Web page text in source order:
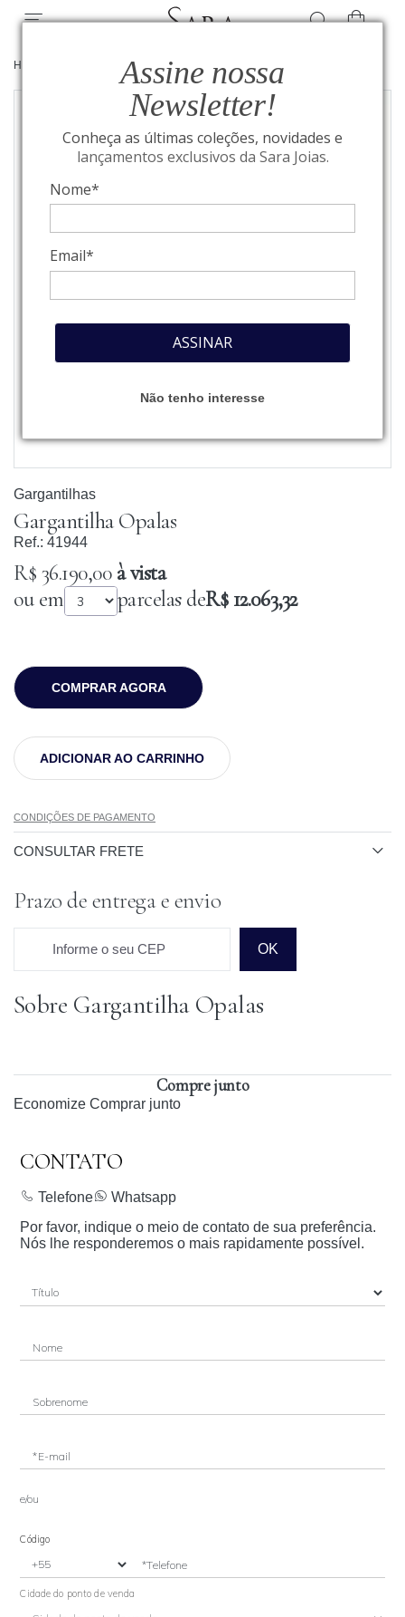
Assine nossa
Newsletter!
Conheça as últimas coleções, novidades e
lançamentos exclusivos da Sara Joias.
Nome*
Email*
ASSINAR
Não tenho interesse
HOME GARGANTILHAS
Gargantilhas
Gargantilha Opalas
Ref.: 41944
R$ 36.190,00à vista
ou em
parcelas deR$ 12.063,32
COMPRAR AGORA
ADICIONAR AO CARRINHO
CONDIÇÕES DE PAGAMENTO
CONSULTAR FRETE
Prazo de entrega e envio
Informe o seu CEP OK
Prazo para o CEP
Sobre Gargantilha Opalas
Compre junto
Economize Comprar junto
CONTATO
Telefone
Whatsapp
Por favor, indique o meio de contato de sua preferência.
Nós lhe responderemos o mais rapidamente possível.
Nome
Sobrenome
*E-mail
e/ou
Código
*Telefone
Cidade do ponto de venda